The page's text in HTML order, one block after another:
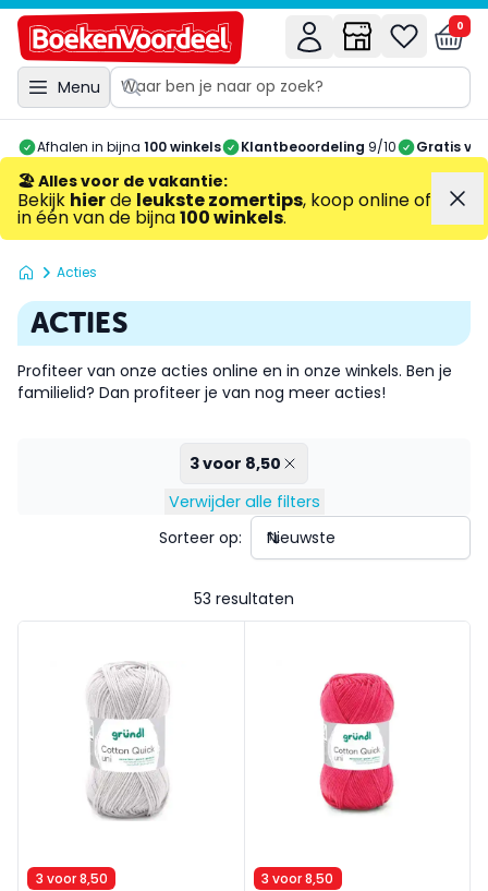
Menu
0
Afhalen in bijna 100 winkels Klantbeoordeling 9/10 Gratis
🏖️ Alles voor de vakantie:
Bekijk hierde leukste zomertips, koop online of
in één van de bijna100 winkels.
Acties
ACTIES
Profiteer van onze acties online en in onze winkels. Ben je
familielid? Dan profiteer je van nog meer acties!
3 voor 8,50
Verwijder alle filters
53 resultaten
Sorteer op:
3 voor 8,50 3 voor 8,50